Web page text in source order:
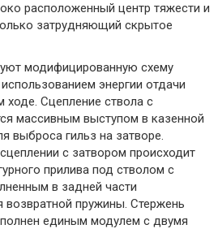
расположенный центр тяжести и
затрудняющий скрытое
модифицированную схему
энергии отдачи
ходе. Сцепление ствола с
массивным выступом в казенной
выброса гильз на затворе.
с затвором происходит
прилива под стволом с
в задней части
пружины. Стержень
единым модулем с двумя